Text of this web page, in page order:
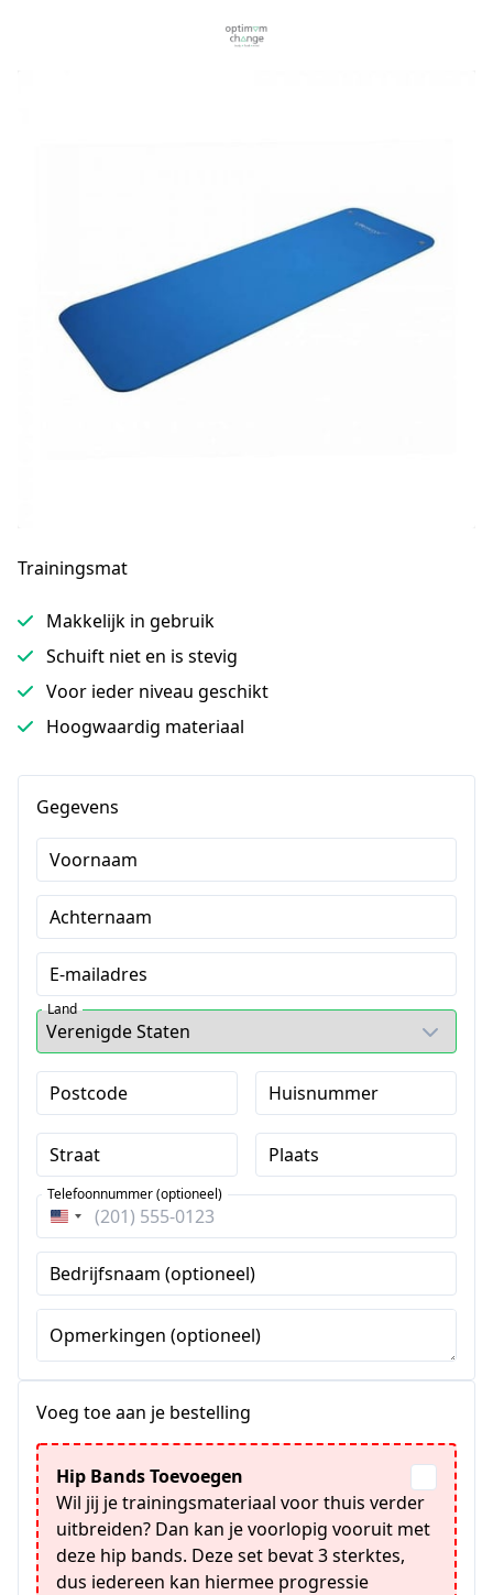
Trainingsmat
Makkelijk in gebruik
Schuift niet en is stevig
Voor ieder niveau geschikt
Hoogwaardig materiaal
Gegevens
Voornaam
Achternaam
E-mailadres
Land
Postcode Huisnummer
Straat Plaats
Verenigde
Staten
+1
Telefoonnummer (optioneel)
Bedrijfsnaam (optioneel)
Opmerkingen (optioneel)
Voeg toe aan je bestelling
Hip Bands Toevoegen
Wil jij je trainingsmateriaal voor thuis verder
uitbreiden? Dan kan je voorlopig vooruit met
deze hip bands. Deze set bevat 3 sterktes,
dus iedereen kan hiermee progressie